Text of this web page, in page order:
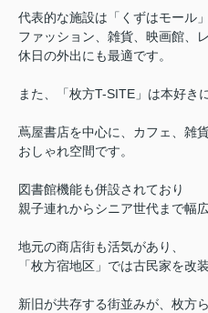
代表的な施設は「くずはモール」
ファッション、雑貨、映画館、
休日の外出にも最適です。
また、「枚方T-SITE」は本好き
蔦屋書店を中心に、カフェ、雑
おしゃれ空間です。
図書館機能も併設されており
親子連れからシニア世代まで幅
地元の商店街も活気があり、
「枚方宿地区」では古民家を改
新旧が共存する街並みが、枚方